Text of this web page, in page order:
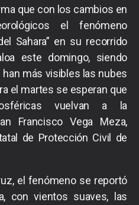
que con los cambios en
el fenómeno
Sahara” en su recorrido
este domingo, siendo
más visibles las nubes
el martes se esperan que
vuelvan a la
Francisco Vega Meza,
de Protección Civil de
el fenómeno se reportó
con vientos suaves, las